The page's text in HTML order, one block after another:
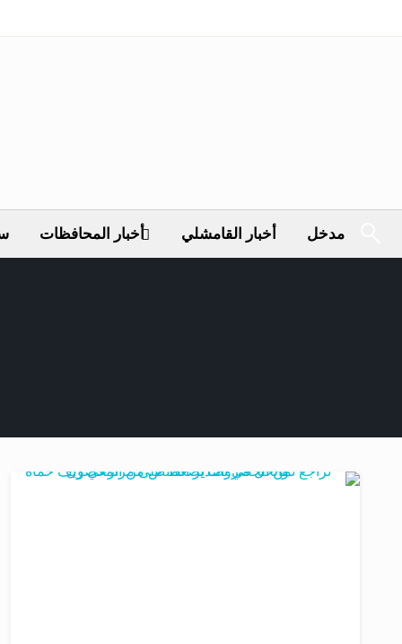
مدخل أخبار القامشلي أخبار المحافظات